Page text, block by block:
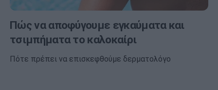
Πώς να αποφύγουμε εγκαύματα και
τσιμπήματα το καλοκαίρι
Πότε πρέπει να επισκεφθούμε δερματολόγο